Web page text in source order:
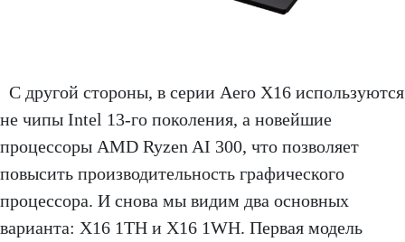
С другой стороны, в серии Aero X16 используются
не чипы Intel 13-го поколения, а новейшие
процессоры AMD Ryzen AI 300, что позволяет
повысить производительность графического
процессора. И снова мы видим два основных
варианта: X16 1TH и X16 1WH. Первая модель